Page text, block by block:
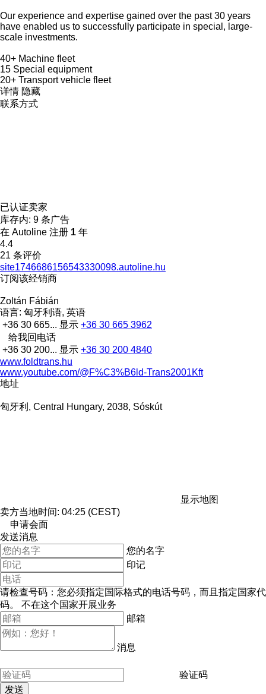
Our experience and expertise gained over the past 30 years
have enabled us to successfully participate in special, large-
scale investments.
40+ Machine fleet
15 Special equipment
20+ Transport vehicle fleet
详情 隐藏
联系方式
已认证卖家
库存内: 9 条广告
在 Autoline 注册 1 年
4.4
21 条评价
site1746686156543330098.autoline.hu
订阅该经销商
Zoltán Fábián
语言: 匈牙利语, 英语
+36 30 665... 显示 +36 30 665 3962
给我回电话
+36 30 200... 显示 +36 30 200 4840
www.foldtrans.hu
www.youtube.com/@F%C3%B6ld-Trans2001Kft
地址
匈牙利, Central Hungary, 2038, Sóskút
显示地图
卖方当地时间: 04:25 (CEST)
申请会面
发送消息
您的名字
印记
请检查号码：您必须指定国际格式的电话号码，而且指定国家代
码。
不在这个国家开展业务
邮箱
消息
验证码